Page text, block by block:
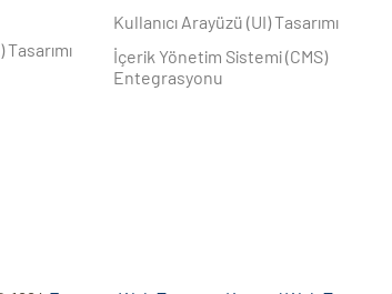
Tasarımı
Kullanıcı Arayüzü (UI) Tasarımı
İçerik Yönetim Sistemi (CMS)
Entegrasyonu